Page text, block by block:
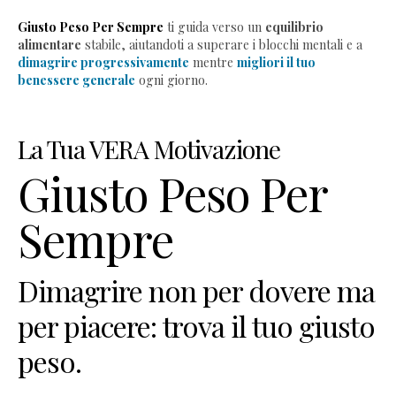
Giusto Peso Per Sempre ti guida verso un equilibrio
alimentare stabile, aiutandoti a superare i blocchi mentali e a
dimagrire progressivamente mentre migliori il tuo
benessere generale ogni giorno.
Giusto
Peso
Per
Sempre
Libro
"Dimagrire
basta":
indice
ed
estratto
La Tua VERA Motivazione
Giusto Peso Per
Sempre
Dimagrire non per dovere ma
per piacere: trova il tuo giusto
peso.